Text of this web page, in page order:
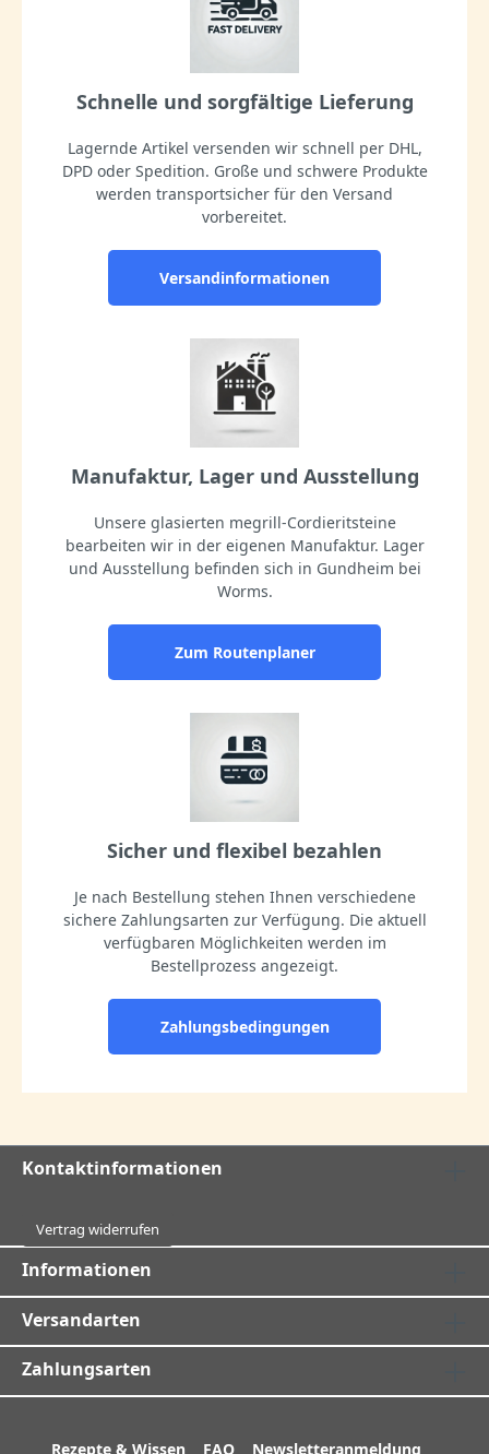
Schnelle und sorgfältige Lieferung
Lagernde Artikel versenden wir schnell per DHL,
DPD oder Spedition. Große und schwere Produkte
werden transportsicher für den Versand
vorbereitet.
Versandinformationen
Manufaktur, Lager und Ausstellung
Unsere glasierten megrill-Cordieritsteine
bearbeiten wir in der eigenen Manufaktur. Lager
und Ausstellung befinden sich in Gundheim bei
Worms.
Zum Routenplaner
Sicher und flexibel bezahlen
Je nach Bestellung stehen Ihnen verschiedene
sichere Zahlungsarten zur Verfügung. Die aktuell
verfügbaren Möglichkeiten werden im
Bestellprozess angezeigt.
Zahlungsbedingungen
Kontaktinformationen
Vertrag widerrufen
Informationen
Versandarten
Zahlungsarten
Rezepte & Wissen FAQ Newsletteranmeldung